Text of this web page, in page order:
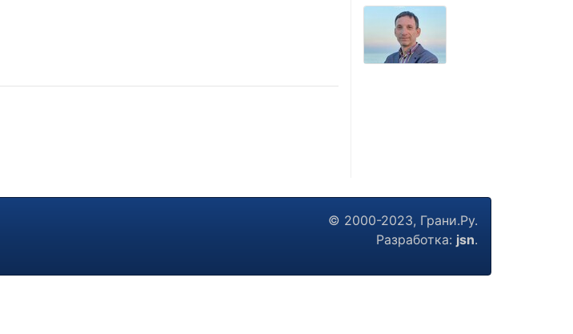
© 2000-2023, Грани.Ру.
Разработка: jsn.